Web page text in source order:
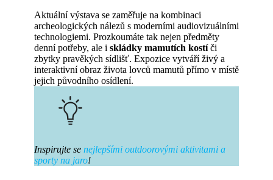
Aktuální výstava se zaměřuje na kombinaci
archeologických nálezů s moderními audiovizuálními
technologiemi. Prozkoumáte tak nejen předměty
denní potřeby, ale i skládky mamutích kostíči
zbytky pravěkých sídlišť. Expozice vytváří živý a
interaktivní obraz života lovců mamutů přímo v místě
jejich původního osídlení.
Inspirujte se nejlepšími outdoorovými aktivitami a
sporty na jaro!